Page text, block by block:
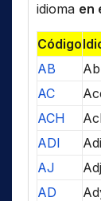
idioma en
Código
AB
AC
ACH
ADI
Adi
AJ
AD